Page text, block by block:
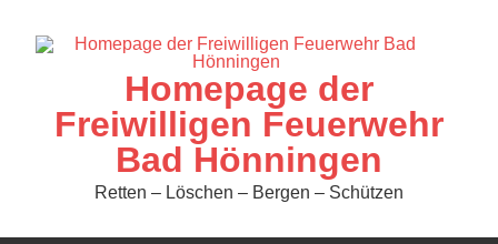
springen
Homepage der
Freiwilligen Feuerwehr
Bad Hönningen
Retten – Löschen – Bergen – Schützen